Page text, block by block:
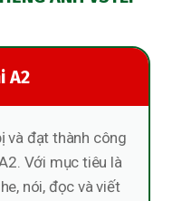
A2
và đạt thành công
Với mục tiêu là
nói, đọc và viết